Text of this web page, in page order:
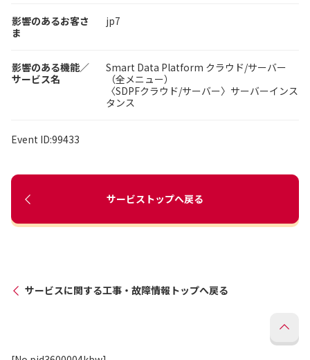
影響のあるお客さ
ま
jp7
影響のある機能／
サービス名
Smart Data Platform クラウド/サーバー
（全メニュー）
〈SDPFクラウド/サーバー〉サーバーインス
タンス
Event ID:99433
サービストップへ戻る
サービスに関する工事・故障情報トップへ戻る